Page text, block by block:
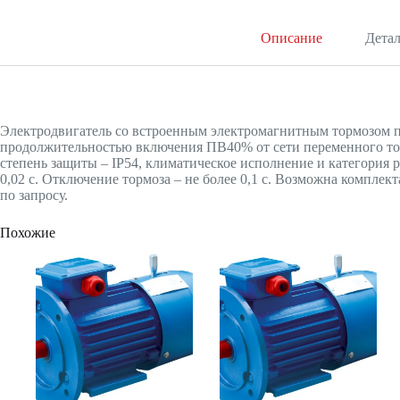
Описание
Электродвигатель со встроенным электромагнитным тормозом
продолжительностью включения ПВ40% от сети переменного
степень защиты – IP54, климатическое исполнение и
0,02 с. Отключение тормоза – не более 0,1 с. Возможна
по запросу.
Похожие